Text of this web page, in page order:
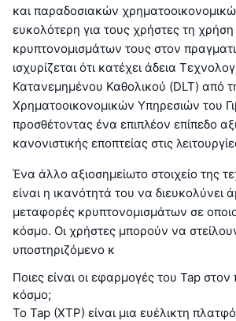
και παραδοσιακών
ευκολότερη για τους χρήστες τη
κρυπτονομισμάτων τους στον
ισχυρίζεται ότι κατέχει άδεια
Κατανεμημένου Καθολικού (DLT) από
Χρηματοοικονομικών Υπηρεσιών του
προσθέτοντας ένα επιπλέον επίπεδο
κανονιστικής εποπτείας στις
Ένα άλλο αξιοσημείωτο στοιχείο της
είναι η ικανότητά του να διευκολύνει
μεταφορές κρυπτονομισμάτων σε
κόσμο. Οι χρήστες μπορούν να
υποστηριζόμενο κ
Ποιες είναι οι εφαρμογές του Tap
κόσμο;
Το Tap (XTP) είναι μια ευέλικτη